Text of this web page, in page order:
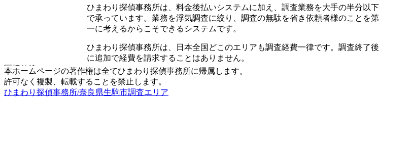
ひまわり探偵事務所は、料金後払いシステムに加え、調査業務を大手の半分以下
で承っています。業務を浮気調査に絞り、調査の無駄を省き依頼者様のことを第
一に考えるからこそできるシステムです。
ひまわり探偵事務所は、日本全国どこのエリアも調査経費一律です。調査終了後
に追加で経費を請求することはありません。
本ホームページの著作権は全てひまわり探偵事務所に帰属します。
許可なく複製、転載することを禁止します。
ひまわり探偵事務所/奈良県生駒市調査エリア